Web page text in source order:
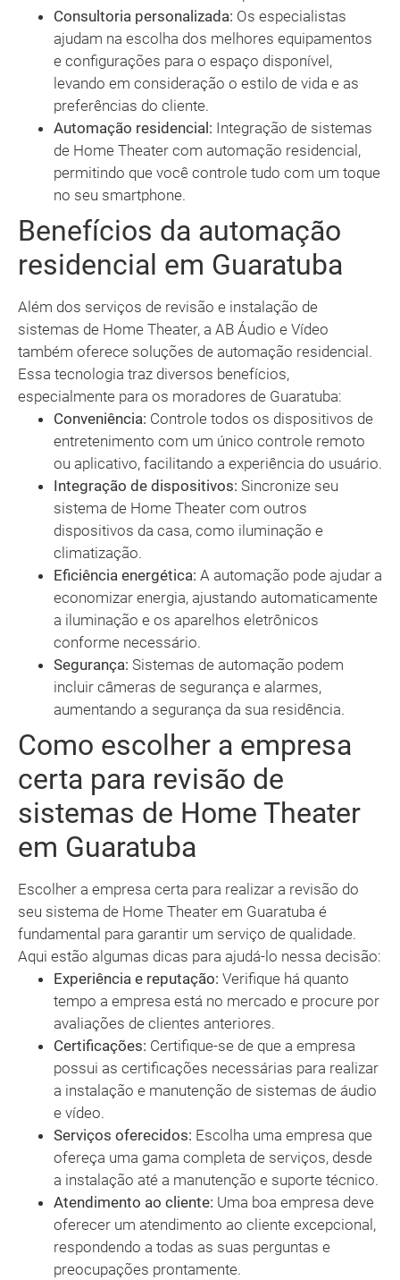
Consultoria personalizada: Os especialistas
ajudam na escolha dos melhores equipamentos
e configurações para o espaço disponível,
levando em consideração o estilo de vida e as
preferências do cliente.
Automação residencial: Integração de sistemas
de Home Theater com automação residencial,
permitindo que você controle tudo com um toque
no seu smartphone.
Benefícios da automação
residencial em Guaratuba
Além dos serviços de revisão e instalação de
sistemas de Home Theater, a AB Áudio e Vídeo
também oferece soluções de automação residencial.
Essa tecnologia traz diversos benefícios,
especialmente para os moradores de Guaratuba:
Conveniência: Controle todos os dispositivos de
entretenimento com um único controle remoto
ou aplicativo, facilitando a experiência do usuário.
Integração de dispositivos: Sincronize seu
sistema de Home Theater com outros
dispositivos da casa, como iluminação e
climatização.
Eficiência energética: A automação pode ajudar a
economizar energia, ajustando automaticamente
a iluminação e os aparelhos eletrônicos
conforme necessário.
Segurança: Sistemas de automação podem
incluir câmeras de segurança e alarmes,
aumentando a segurança da sua residência.
Como escolher a empresa
certa para revisão de
sistemas de Home Theater
em Guaratuba
Escolher a empresa certa para realizar a revisão do
seu sistema de Home Theater em Guaratuba é
fundamental para garantir um serviço de qualidade.
Aqui estão algumas dicas para ajudá-lo nessa decisão:
Experiência e reputação: Verifique há quanto
tempo a empresa está no mercado e procure por
avaliações de clientes anteriores.
Certificações: Certifique-se de que a empresa
possui as certificações necessárias para realizar
a instalação e manutenção de sistemas de áudio
e vídeo.
Serviços oferecidos: Escolha uma empresa que
ofereça uma gama completa de serviços, desde
a instalação até a manutenção e suporte técnico.
Atendimento ao cliente: Uma boa empresa deve
oferecer um atendimento ao cliente excepcional,
respondendo a todas as suas perguntas e
preocupações prontamente.